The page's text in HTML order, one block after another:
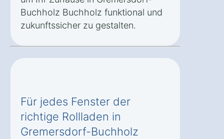
Buchholz Buchholz funktional und
zukunftssicher zu gestalten.
Für jedes Fenster der
richtige Rollladen in
Gremersdorf-Buchholz